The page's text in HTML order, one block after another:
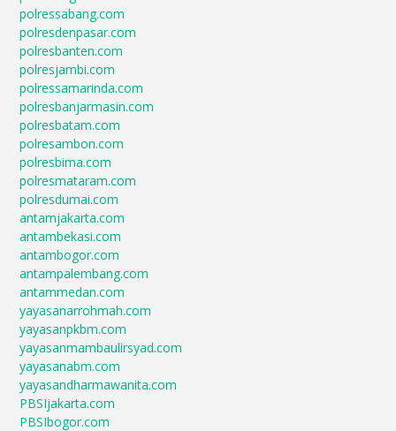
polressabang.com
polresdenpasar.com
polresbanten.com
polresjambi.com
polressamarinda.com
polresbanjarmasin.com
polresbatam.com
polresambon.com
polresbima.com
polresmataram.com
polresdumai.com
antamjakarta.com
antambekasi.com
antambogor.com
antampalembang.com
antammedan.com
yayasanarrohmah.com
yayasanpkbm.com
yayasanmambaulirsyad.com
yayasanabm.com
yayasandharmawanita.com
PBSIjakarta.com
PBSIbogor.com